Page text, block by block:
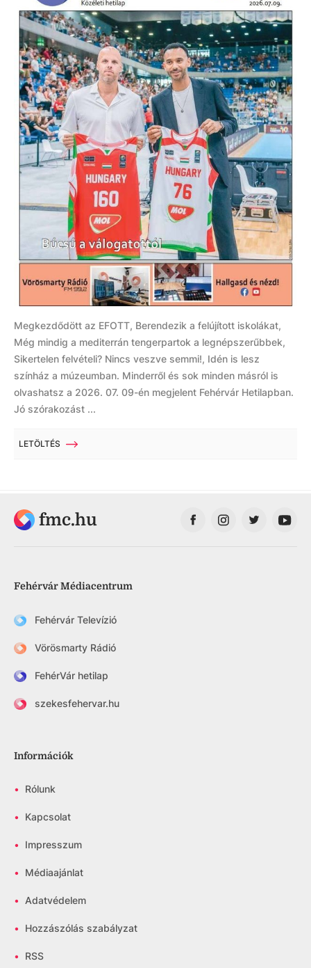
Megkezdődött az EFOTT, Berendezik a felújított iskolákat,
Még mindig a mediterrán tengerpartok a legnépszerűbbek,
Sikertelen felvételi? Nincs veszve semmi!, Idén is lesz
színház a múzeumban. Minderről és sok minden másról is
olvashatsz a 2026. 07. 09-én megjelent Fehérvár Hetilapban.
Jó szórakozást ...
LETÖLTÉS
fmc.hu
Fehérvár Médiacentrum
Fehérvár Televízió
Vörösmarty Rádió
FehérVár hetilap
szekesfehervar.hu
Információk
• Rólunk
• Kapcsolat
• Impresszum
• Médiaajánlat
• Adatvédelem
• Hozzászólás szabályzat
• RSS